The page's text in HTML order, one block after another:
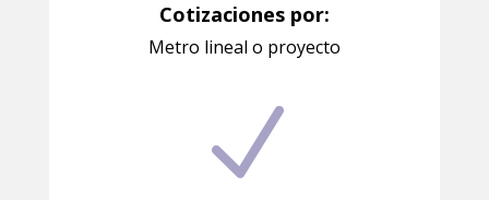
Cotizaciones por:
Metro lineal o proyecto
N